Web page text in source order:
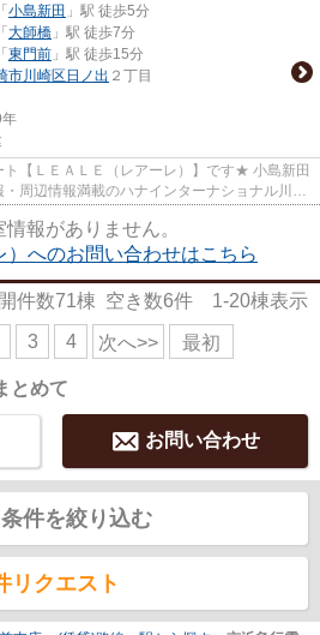
「 小島新田 」駅 徒歩5分
「 大師橋 」駅 徒歩7分
「 東門前 」駅 徒歩15分
市川崎区 日ノ出 ２丁目
【ＬＥＡＬＥ（レアーレ）】です★ 小島新田
周辺情報満載のハナインターナショナル川崎
報がありません。
）へのお問い合わせはこちら
件数71棟 空き数6件 1-20棟表示
3 4 次へ>> 最初
とめて
お問い合わせ
件を絞り込む
リクエスト